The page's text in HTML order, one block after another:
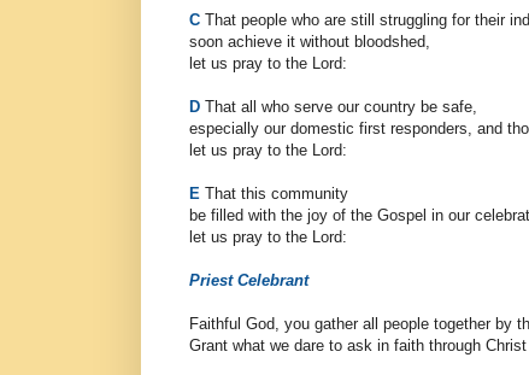
C That people who are still struggling for their
soon achieve it without bloodshed,
let us pray to the Lord:
D That all who serve our country be safe,
especially our domestic first responders, and
let us pray to the Lord:
E That this community
be filled with the joy of the Gospel in our
let us pray to the Lord:
Priest Celebrant
Faithful God, you gather all people together by
Grant what we dare to ask in faith through Christ